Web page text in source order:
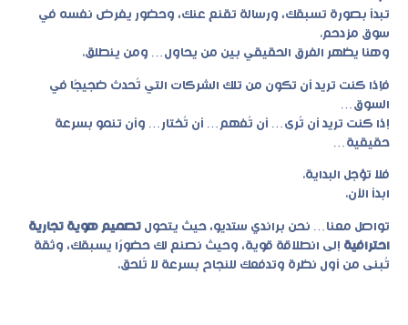
تبدأ بصورة تسبقك، ورسالة تقنع عنك، وحضور يفرض نفسه في
سوق مزدحم.
وهنا يظهر الفرق الحقيقي بين من يحاول… ومن ينطلق.
فإذا كنت تريد أن تكون من تلك الشركات التي تُحدث ضجيجًا في
السوق…
إذا كنت تريد أن تُرى… أن تُفهم… أن تُختار… وأن تنمو بسرعة
حقيقية…
فلا تؤجل البداية.
ابدأ الآن.
تواصل معنا… نحن براندي ستديو، حيث يتحول تصميم هوية تجارية
احترافية إلى انطلاقة قوية، وحيث نصنع لك حضورًا يسبقك، وثقة
تُبنى من أول نظرة وتدفعك للنجاح بسرعة لا تُلحق.